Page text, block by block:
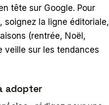
tête sur Google. Pour
soignez la ligne éditoriale,
(rentrée, Noël,
veille sur les tendances
adopter